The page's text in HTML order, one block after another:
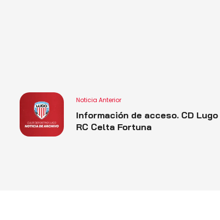
Noticia Anterior
Información de acceso. CD
RC Celta Fortuna